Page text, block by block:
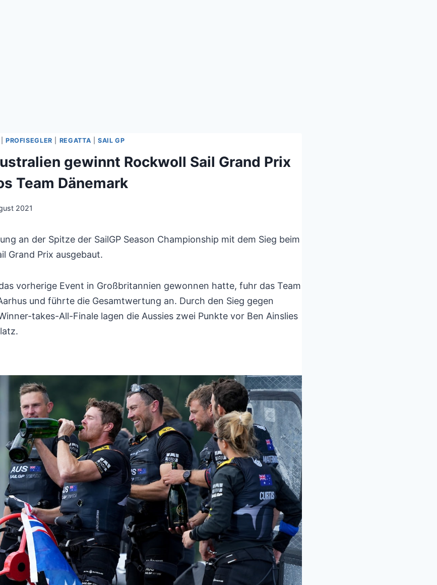
PROFISEGLER REGATTA |SAIL GP
gewinnt Rockwoll Sail Grand Prix
Team Dänemark
2021
an der Spitze der SailGP Season Championship mit dem Sieg beim
Grand Prix ausgebaut.
vorherige Event in Großbritannien gewonnen hatte, fuhr das Team
und führte die Gesamtwertung an. Durch den Sieg gegen
takes-All-Finale lagen die Aussies zwei Punkte vor Ben Ainslies